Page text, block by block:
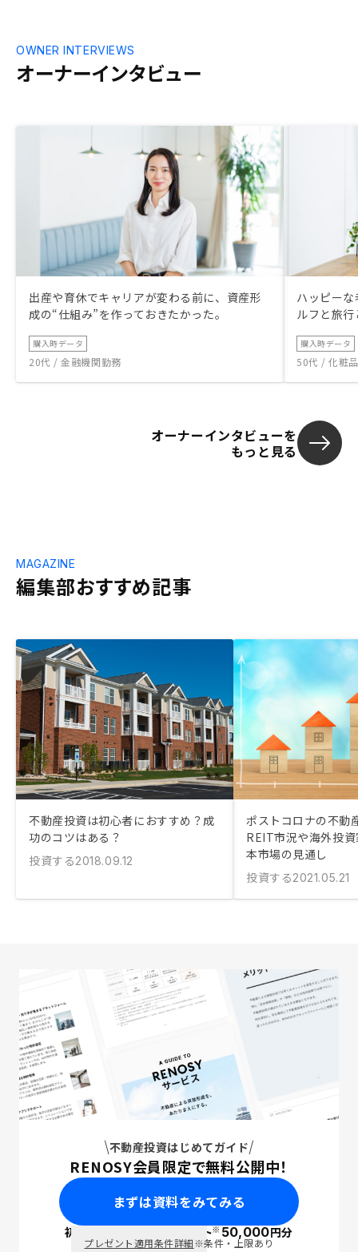
オーナーインタビュー
OWNER INTERVIEWS
出産や育休でキャリアが変わる前に、資産形
成の“仕組み”を作っておきたかった。
購入時データ
20代 / 金融機関勤務
ハッピー
ルフと旅
購入時データ
50代 / 化粧
オーナーインタビューを
もっと見る
編集部おすすめ記事
MAGAZINE
不動産投資は初心者におすすめ？成
功のコツはある？
投資する2018.09.12
ポストコロナの不動
REIT市況や海外投
本市場の見通し
投資する2021.05.21
不動産投資はじめてガイド
RENOSY会員限定で無料公開中！
まずは資料をみてみる
初回面談で ポイント※50,000円分
プレゼント適用条件詳細※条件・上限あり